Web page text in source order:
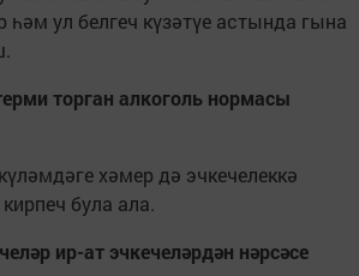
һәм ул белгеч күзәтүе астында гына
торган алкоголь нормасы
хәмер дә эчкечелеккә
була ала.
ир-ат эчкечеләрдән нәрсәсе